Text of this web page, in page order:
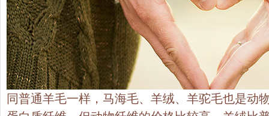
同普通羊毛一样，马海毛、羊绒、羊驼毛也是动